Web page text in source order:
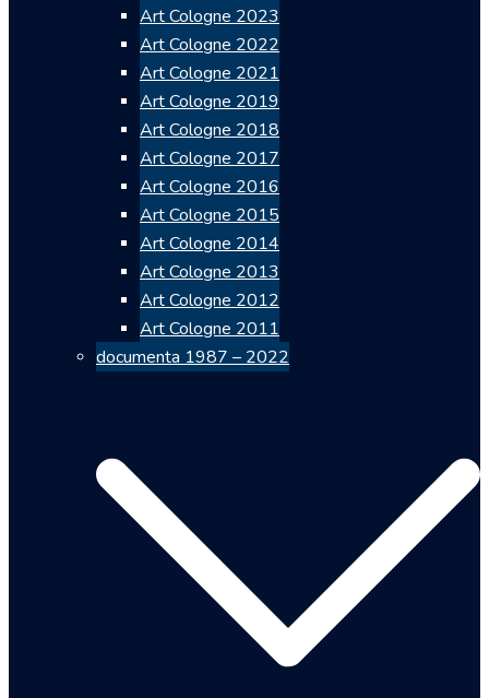
Art Cologne 2023
Art Cologne 2022
Art Cologne 2021
Art Cologne 2019
Art Cologne 2018
Art Cologne 2017
Art Cologne 2016
Art Cologne 2015
Art Cologne 2014
Art Cologne 2013
Art Cologne 2012
Art Cologne 2011
documenta 1987 – 2022